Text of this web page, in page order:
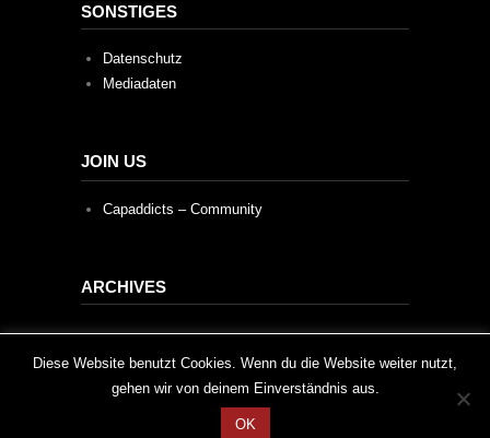
SONSTIGES
Datenschutz
Mediadaten
JOIN US
Capaddicts – Community
ARCHIVES
Archives
This website uses cookies to improve your experience. We'll
assume you're ok with this, but you can opt-out if you wish.
Cookie settings
Diese Website benutzt Cookies. Wenn du die Website weiter nutzt,
gehen wir von deinem Einverständnis aus.
OK